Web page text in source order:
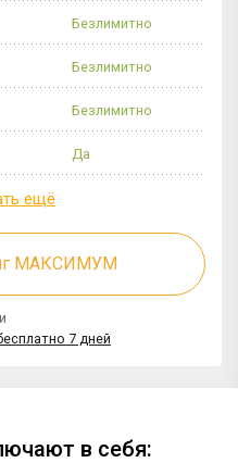
Безлимитно
Безлимитно
Безлимитно
Да
ещё
МАКСИМУМ
7 дней
в себя: